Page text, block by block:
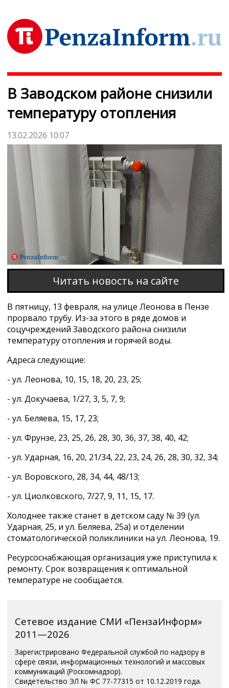
В Заводском районе снизили
температуру отопления
13.02.2026 10:07
Читать новость на сайте
В пятницу, 13 февраля, на улице Леонова в Пензе
прорвало трубу. Из-за этого в ряде домов и
соцучреждений Заводского района снизили
температуру отопления и горячей воды.
Адреса следующие:
- ул. Леонова, 10, 15, 18, 20, 23, 25;
- ул. Докучаева, 1/27, 3, 5, 7, 9;
- ул. Беляева, 15, 17, 23;
- ул. Фрунзе, 23, 25, 26, 28, 30, 36, 37, 38, 40, 42;
- ул. Ударная, 16, 20, 21/34, 22, 23, 24, 26, 28, 30, 32, 34;
- ул. Воровского, 28, 34, 44, 48/13;
- ул. Циолковского, 7/27, 9, 11, 15, 17.
Холоднее также станет в детском саду № 39 (ул.
Ударная, 25, и ул. Беляева, 25а) и отделении
стоматологической поликлиники на ул. Леонова, 19.
Ресурсоснабжающая организация уже приступила к
ремонту. Срок возвращения к оптимальной
температуре не сообщается.
Сетевое издание СМИ «ПензаИнформ»
2011—2026
Зарегистрировано Федеральной службой по надзору в
сфере связи, информационных технологий и массовых
коммуникаций (Роскомнадзор).
Свидетельство ЭЛ № ФС 77-77315 от 10.12.2019 года.